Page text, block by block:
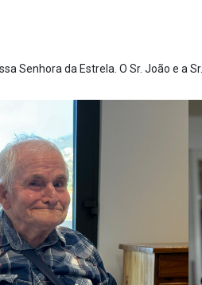
Senhora da Estrela. O Sr. João e a